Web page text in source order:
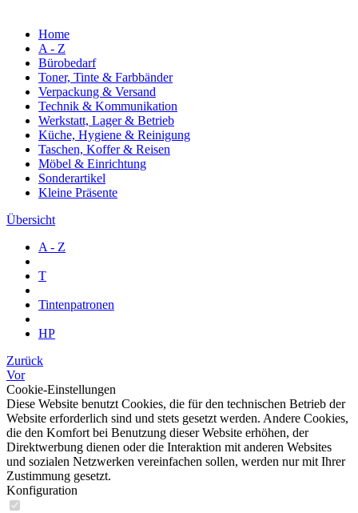
Home
A - Z
Bürobedarf
Toner, Tinte & Farbbänder
Verpackung & Versand
Technik & Kommunikation
Werkstatt, Lager & Betrieb
Küche, Hygiene & Reinigung
Taschen, Koffer & Reisen
Möbel & Einrichtung
Sonderartikel
Kleine Präsente
Übersicht
A - Z
T
Tintenpatronen
HP
Zurück
Vor
Cookie-Einstellungen
Diese Website benutzt Cookies, die für den technischen Betrieb der
Website erforderlich sind und stets gesetzt werden. Andere Cookies,
die den Komfort bei Benutzung dieser Website erhöhen, der
Direktwerbung dienen oder die Interaktion mit anderen Websites
und sozialen Netzwerken vereinfachen sollen, werden nur mit Ihrer
Zustimmung gesetzt.
Konfiguration